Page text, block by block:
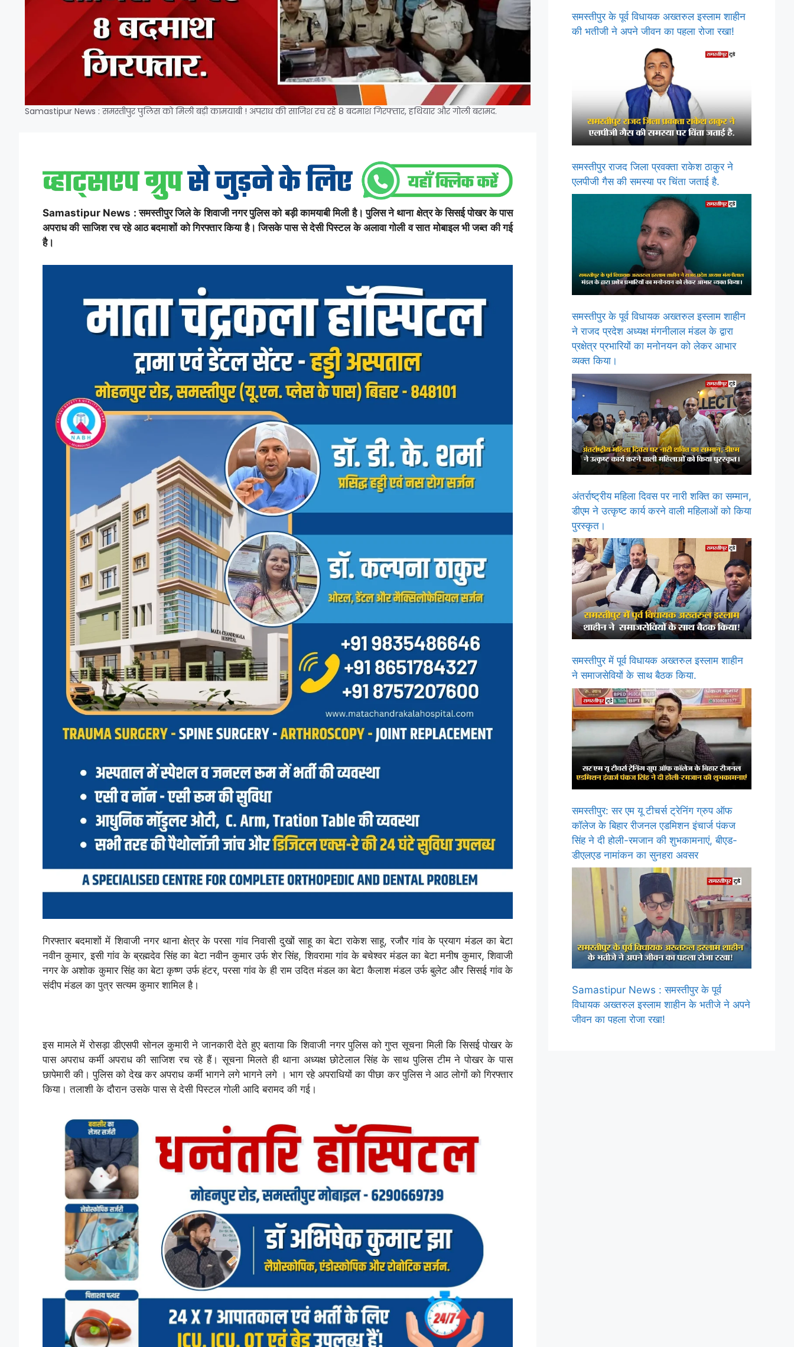
Samastipur News : समस्तीपुर पुलिस को मिली बड़ी कामयाबी ! अपराध की साजिश रच रहे 8 बदमाश गिरफ्तार, हथियार और गोली बरामद.
Samastipur News : समस्तीपुर जिले के शिवाजी नगर पुलिस को बड़ी कामयाबी मिली है। ‌पुलिस ने थाना क्षेत्र के सिसई पोखर के पास
अपराध की साजिश रच रहे आठ बदमाशों को गिरफ्तार किया है। जिसके पास से देसी पिस्टल के अलावा गोली व सात मोबाइल भी जब्त की गई
है।
गिरफ्तार बदमाशों में शिवाजी नगर थाना क्षेत्र के परसा गांव निवासी दुखों साहू का बेटा राकेश साहू, रजौर गांव के प्रयाग मंडल का बेटा
नवीन कुमार, इसी गांव के ब्रह्मदेव सिंह का बेटा नवीन कुमार उर्फ शेर सिंह, शिवरामा गांव के बचेश्वर मंडल का बेटा मनीष कुमार, शिवाजी
नगर के अशोक कुमार सिंह का बेटा कृष्ण उर्फ हंटर, परसा गांव के ही राम उदित मंडल का बेटा कैलाश मंडल उर्फ बुलेट और सिसई गांव के
संदीप मंडल का पुत्र सत्यम कुमार शामिल है।
इस मामले में रोसड़ा डीएसपी सोनल कुमारी ने जानकारी देते हुए बताया कि शिवाजी नगर पुलिस को गुप्त सूचना मिली कि सिसई पोखर के
पास अपराध कर्मी अपराध की साजिश रच रहे हैं। सूचना मिलते ही थाना अध्यक्ष छोटेलाल सिंह के साथ पुलिस टीम ने पोखर के पास
छापेमारी की। पुलिस को देख कर अपराध कर्मी भागने लगे भागने लगे । भाग रहे अपराधियों का पीछा कर पुलिस ने आठ लोगों को गिरफ्तार
किया। तलाशी के दौरान उसके पास से देसी पिस्टल गोली आदि बरामद की गई।
समस्तीपुर के पूर्व विधायक अख्तरुल इस्लाम शाहीन
की भतीजी ने अपने जीवन का पहला रोजा रखा!
समस्तीपुर राजद जिला प्रवक्ता राकेश ठाकुर ने
एलपीजी गैस की समस्या पर चिंता जताई है.
समस्तीपुर के पूर्व विधायक अख्तरुल इस्लाम शाहीन
ने राजद प्रदेश अध्यक्ष मंगनीलाल मंडल के द्वारा
प्रक्षेत्र प्रभारियों का मनोनयन को लेकर आभार
व्यक्त किया।
अंतर्राष्ट्रीय महिला दिवस पर नारी शक्ति का सम्मान,
डीएम ने उत्कृष्ट कार्य करने वाली महिलाओं को किया
पुरस्कृत।
समस्तीपुर में पूर्व विधायक अख्तरुल इस्लाम शाहीन
ने समाजसेवियों के साथ बैठक किया.
समस्तीपुर: सर एम यू टीचर्स ट्रेनिंग ग्रुप ऑफ
कॉलेज के बिहार रीजनल एडमिशन इंचार्ज पंकज
सिंह ने दी होली-रमजान की शुभकामनाएं, बीएड-
डीएलएड नामांकन का सुनहरा अवसर
Samastipur News : समस्तीपुर के पूर्व
विधायक अख्तरुल इस्लाम शाहीन के भतीजे ने अपने
जीवन का पहला रोजा रखा!